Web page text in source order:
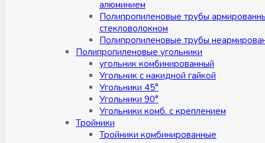
алюминием
Полипропиленовые трубы
стекловолокном
Полипропиленовые трубы
Полипропиленовые угольники
угольник комбинированный
Угольник с накидной гайкой
Угольники 45°
Угольники 90°
Угольники комб. с креплением
Тройники
Тройники комбинированные